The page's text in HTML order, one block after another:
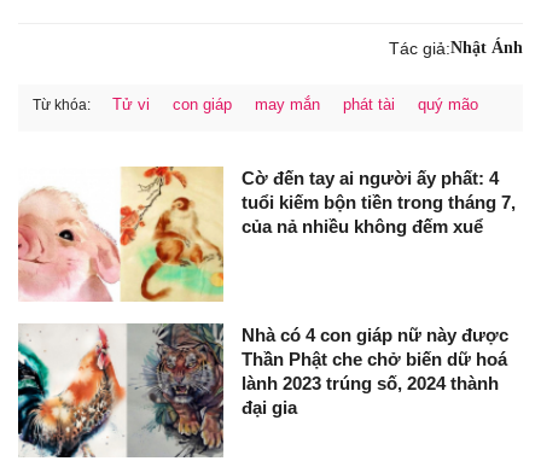
Tác giả:Nhật Ánh
Từ khóa: Tử vi con giáp may mắn phát tài quý mão
Cờ đến tay ai người ấy phất: 4
tuổi kiếm bộn tiền trong tháng 7,
của nả nhiều không đếm xuể
Nhà có 4 con giáp nữ này được
Thần Phật che chở biến dữ hoá
lành 2023 trúng số, 2024 thành
đại gia